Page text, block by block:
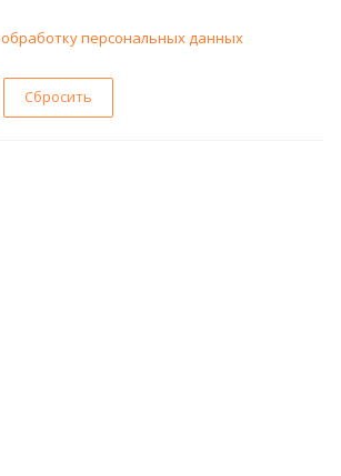
обработку персональных данных
Сбросить